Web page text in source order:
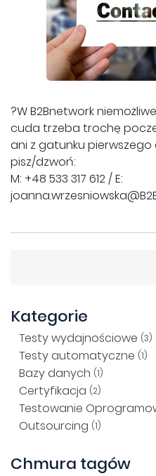
?W B2Bnetwork
cuda trzeba trochę
ani z gatunku
pisz/dzwoń:
M: +48 533 317 612 / E:
Kategorie
Testy wydajnościowe (3)
Testy automatyczne (1)
Bazy danych (1)
Certyfikacja (2)
Testowanie
Outsourcing (1)
Chmura tagów